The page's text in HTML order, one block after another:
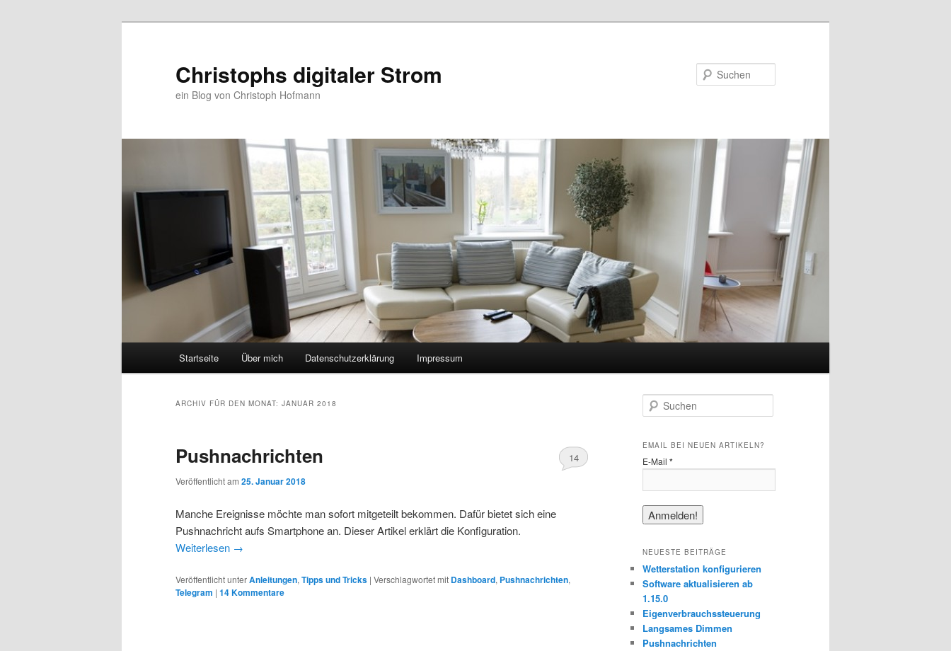
Christophs digitaler Strom
ein Blog von Christoph Hofmann
Zum
Zum
wechseln
Startseite Über mich Datenschutzerklärung Impressum
ARCHIV FÜR DEN MONAT: JANUAR 2018
Pushnachrichten
Veröffentlicht am 25. Januar 2018
14
Manche Ereignisse möchte man sofort mitgeteilt bekommen. Dafür bietet sich eine
Pushnachricht aufs Smartphone an. Dieser Artikel erklärt die Konfiguration.
Weiterlesen →
Veröffentlicht unterAnleitungen, Tipps und Tricks | Verschlagwortet mit Dashboard, Pushnachrichten,
Telegram | 14Kommentare
u
h
n
EMAIL BEI NEUEN ARTIKELN?
E-Mail *
NEUESTE BEITRÄGE
Wetterstation konfigurieren
Software aktualisieren ab
1.15.0
Eigenverbrauchssteuerung
Langsames Dimmen
Pushnachrichten